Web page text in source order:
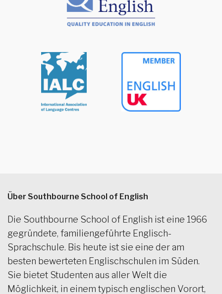
Über Southbourne School of English
Die Southbourne School of English ist eine 1966
gegründete, familiengeführte Englisch-
Sprachschule. Bis heute ist sie eine der am
besten bewerteten Englischschulen im Süden.
Sie bietet Studenten aus aller Welt die
Möglichkeit, in einem typisch englischen Vorort,